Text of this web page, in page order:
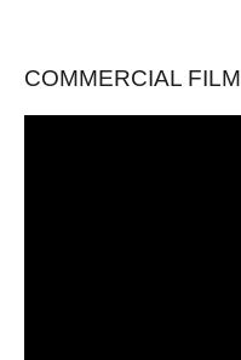
COMMERCIAL FILM